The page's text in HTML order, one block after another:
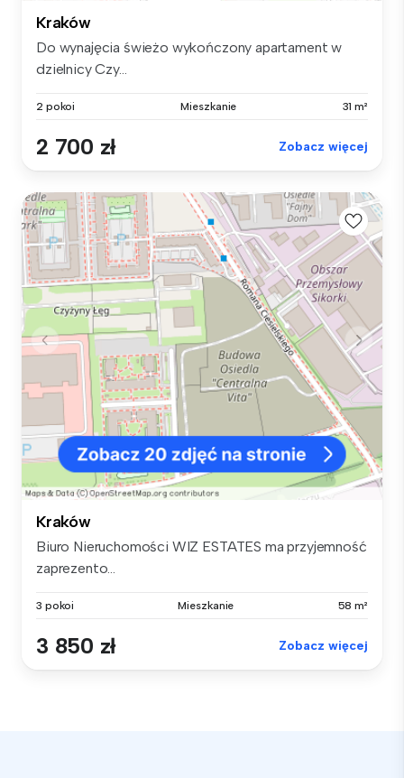
Kraków
Do wynajęcia świeżo wykończony apartament w
dzielnicy Czy...
2 pokoi Mieszkanie 31 m²
2 700 zł Zobacz więcej
Kraków
Biuro Nieruchomości WIZ ESTATES ma przyjemność
zaprezento...
3 pokoi Mieszkanie 58 m²
3 850 zł Zobacz więcej